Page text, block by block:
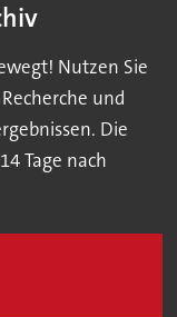
Nutzen Sie
und
Die
Tage nach